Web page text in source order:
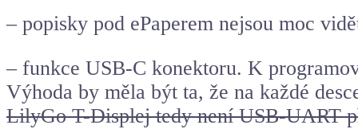
– popisky pod ePaperem nejsou moc
– funkce USB-C konektoru. K
Výhoda by měla být ta, že na každé
LilyGo T-Displej tedy není USB-UART